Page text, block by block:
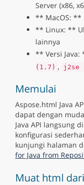
Server (x86,
** MacOS: **
** Linux: **
lainnya
** Versi Java:
(1.7) , j2se
Memulai
Aspose.html Java
dapat dengan
Java API langsung
konfigurasi
kunjungi halaman
for Java from
Muat html